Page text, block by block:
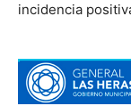
incidencia